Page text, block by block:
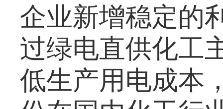
企业新增稳定的
过绿电直供化工
低生产用电成本